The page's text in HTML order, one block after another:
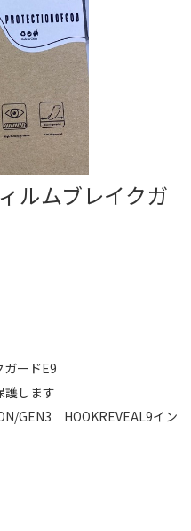
ルムブレイクガ
ードE9
護します
GEN3 HOOKREVEAL9イン